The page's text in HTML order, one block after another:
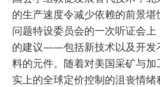
的生产速度令减少依赖的前景
问题特设委员会的一次听证会
的建议——包括新技术以及开发
料的元件。随着对美国采矿与
实上的全球定价控制的沮丧情